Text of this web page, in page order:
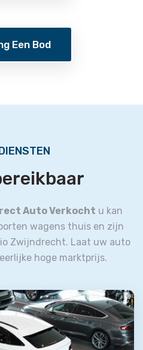
Een Bod
Auto Verkocht u kan
wagens thuis en zijn
Zwijndrecht. Laat uw auto
hoge marktprijs.